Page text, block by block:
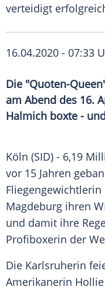
verteidigt
16.04.2020 - 07:33
Die "Quoten-
am Abend des 16.
Halmich boxte -
Köln (SID) - 6,19
vor 15 Jahren
Magdeburg ihren
und damit ihre
Profiboxerin der
Die Karlsruherin
Amerikanerin